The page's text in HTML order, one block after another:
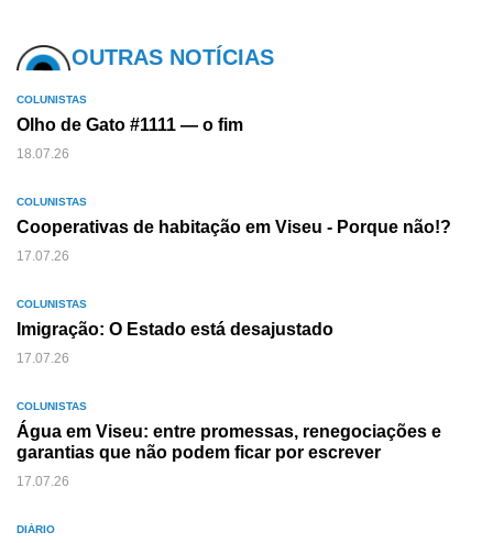
OUTRAS NOTÍCIAS
COLUNISTAS
Olho de Gato #1111 — o fim
18.07.26
COLUNISTAS
Cooperativas de habitação em Viseu - Porque não!?
17.07.26
COLUNISTAS
Imigração: O Estado está desajustado
17.07.26
COLUNISTAS
Água em Viseu: entre promessas, renegociações e
garantias que não podem ficar por escrever
17.07.26
DIÁRIO